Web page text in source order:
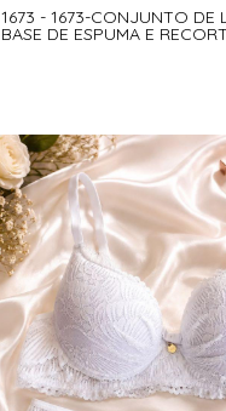
1673 - 1673-CONJUNTO DE
BASE DE ESPUMA E